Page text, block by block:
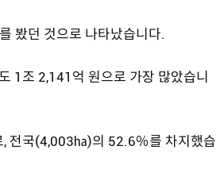
봤던 것으로 나타났습니다.
1조 2,141억 원으로 가장 많았습니
전국(4,003㏊)의 52.6％를 차지했습